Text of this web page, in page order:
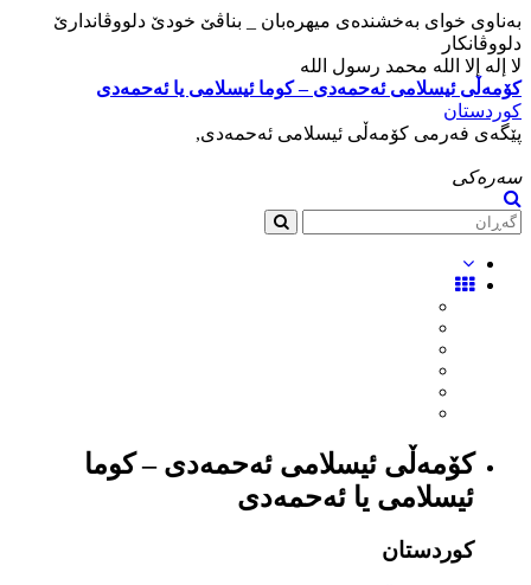
بەناوی خوای بەخشندەی میهرەبان _ بناڤێ خودێ دلووڤاندارێ
دلووڤانکار
لا إله إلا الله محمد رسول الله
کۆمەڵی ئیسلامی ئەحمەدی – کوما ئیسلامی یا ئەحمەدی
کوردستان
پێگەی فەرمی کۆمەڵی ئیسلامی ئەحمەدی,
سەرەکی
کۆمەڵی ئیسلامی ئەحمەدی – کوما
ئیسلامی یا ئەحمەدی
کوردستان